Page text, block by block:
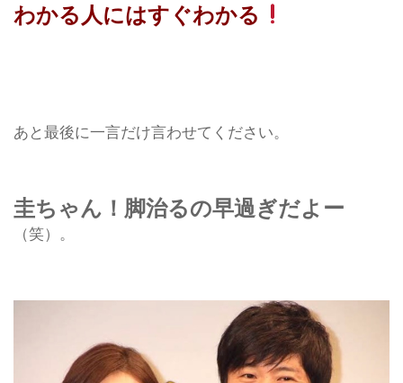
わかる人にはすぐわかる
あと最後に一言だけ言わせてください。
圭ちゃん！脚治るの早過ぎだよー
（笑）。